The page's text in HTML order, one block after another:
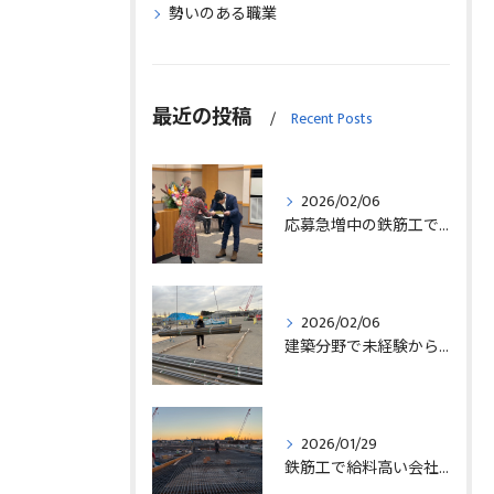
勢いのある職業
最近の投稿 Recent Posts
2026/02/06
応募急増中の鉄筋工で高給を目指す方法徹底解説埼玉県三郷市版
2026/02/06
建築分野で未経験から始める求人探しと三郷市で正社員就職の秘訣
2026/01/29
鉄筋工で給料高い会社に転職したリアルなインタビュー事例を埼玉県三郷市で解説